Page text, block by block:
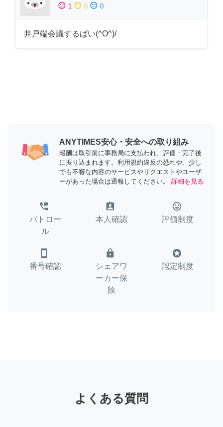
sentiment_satisfied 1 sentiment_neutral 0 sentiment_dissatisfied 0
井戸端会議するばい(^O^)/
ANYTIMES安心・安全への取り組み
報酬は取引前に事務局に支払われ、評価・完了後
に振り込まれます。利用規約違反の恐れや、少し
でも不審な内容のサービスやリクエストやユーザ
ーがあった場合は通報してください。
詳細を見る
perm_phone_msg
パトロー
ル
assignment_ind
本人確認
tag_faces
評価制度
smartphone
番号確認
lock
シェアワ
ーカー保
険
stars
認定制度
よくある質問